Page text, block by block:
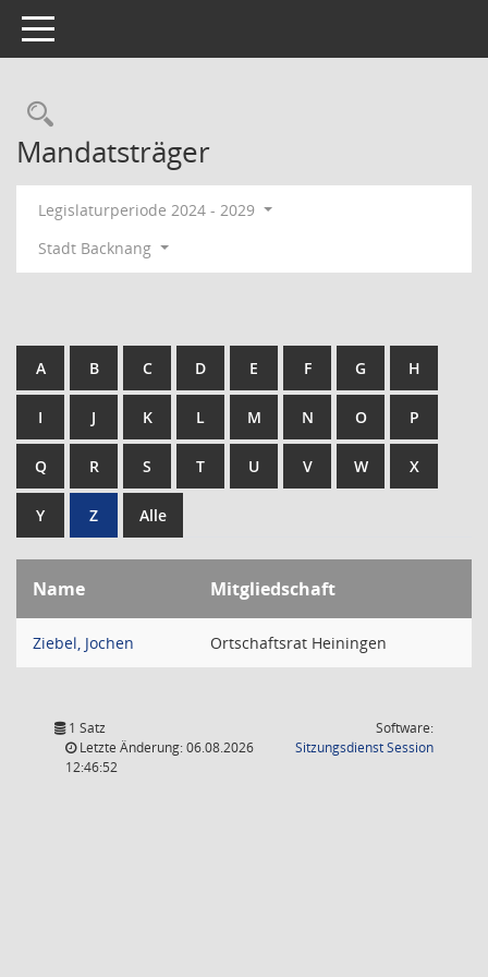
Toggle navigation
Rechercheauswahl
Mandatsträger
Legislaturperiode 2024 - 2029
Stadt Backnang
A B C D E F G H
I J K L M N O P
Q R S T U V W X
Y Z Alle
Name Mitgliedschaft
Ziebel, Jochen Ortschaftsrat Heiningen
1 Satz
Letzte Änderung: 06.08.2026
12:46:52
Software:
SitzungsdienstSession(Wird in